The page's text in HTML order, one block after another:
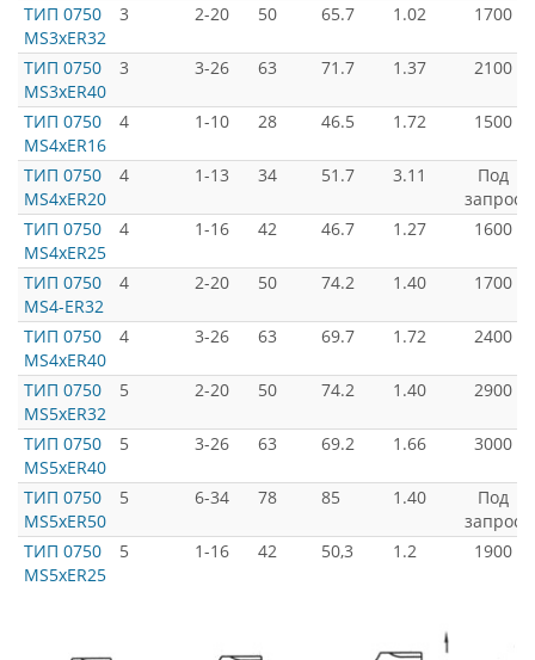
ТИП 0750
MS3xER32
3 2-20 50 65.7 1.02 1700
ТИП 0750
MS3xER40
3 3-26 63 71.7 1.37 2100
ТИП 0750
MS4xER16
4 1-10 28 46.5 1.72 1500
ТИП 0750
MS4xER20
4 1-13 34 51.7 3.11
Под
запрос
ТИП 0750
MS4xER25
4 1-16 42 46.7 1.27 1600
ТИП 0750
MS4-ER32
4 2-20 50 74.2 1.40 1700
ТИП 0750
MS4xER40
4 3-26 63 69.7 1.72 2400
ТИП 0750
MS5xER32
5 2-20 50 74.2 1.40 2900
ТИП 0750
MS5xER40
5 3-26 63 69.2 1.66 3000
ТИП 0750
MS5xER50
5 6-34 78 85 1.40
Под
запрос
ТИП 0750
MS5xER25
5 1-16 42 50,3 1.2 1900